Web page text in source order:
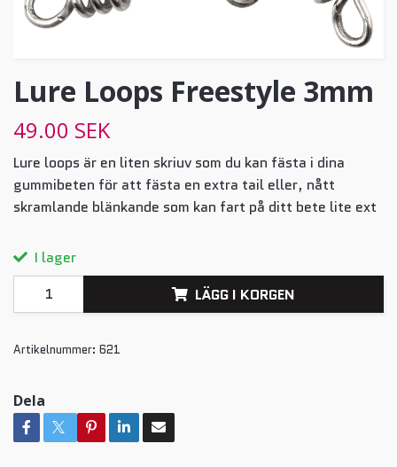
Lure Loops Freestyle 3mm
49.00 SEK
Lure loops är en liten skriuv som du kan fästa i dina
gummibeten för att fästa en extra tail eller, nått
skramlande blänkande som kan fart på ditt bete lite ext
I lager
LÄGG I KORGEN
Artikelnummer: 621
Dela